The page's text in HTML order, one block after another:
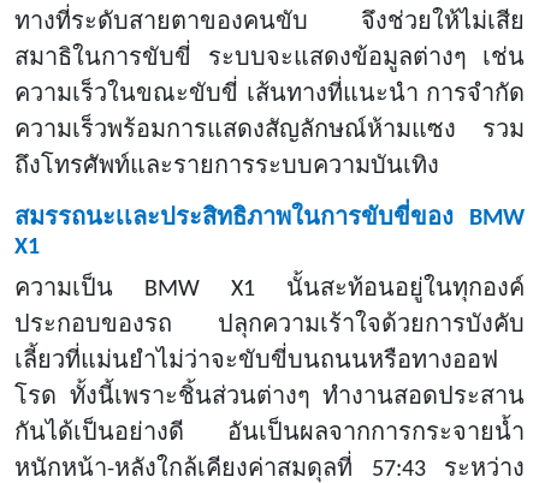
ทางที่ระดับสายตาของคนขับ จึงช่วยให้ไม่เสีย
สมาธิในการขับขี่ ระบบจะแสดงข้อมูลต่างๆ เช่น
ความเร็วในขณะขับขี่ เส้นทางที่แนะนำ การจำกัด
ความเร็วพร้อมการแสดงสัญลักษณ์ห้ามแซง รวม
ถึงโทรศัพท์และรายการระบบความบันเทิง
สมรรถนะเเละประสิทธิภาพในการขับขี่ของ
BMW
X1
ความเป็น
BMW X1 นั้นสะท้อนอยู่ในทุกองค์
ประกอบของรถ ปลุกความเร้าใจด้วยการบังคับ
เลี้ยวที่แม่นยำไม่ว่าจะขับขี่บนถนนหรือทางออฟ
โรด ทั้งนี้เพราะชิ้นส่วนต่างๆ ทำงานสอดประสาน
กันได้เป็นอย่างดี อันเป็นผลจากการกระจายน้ำ
หนักหน้า-หลังใกล้เคียงค่าสมดุลที่ 57:43 ระหว่าง